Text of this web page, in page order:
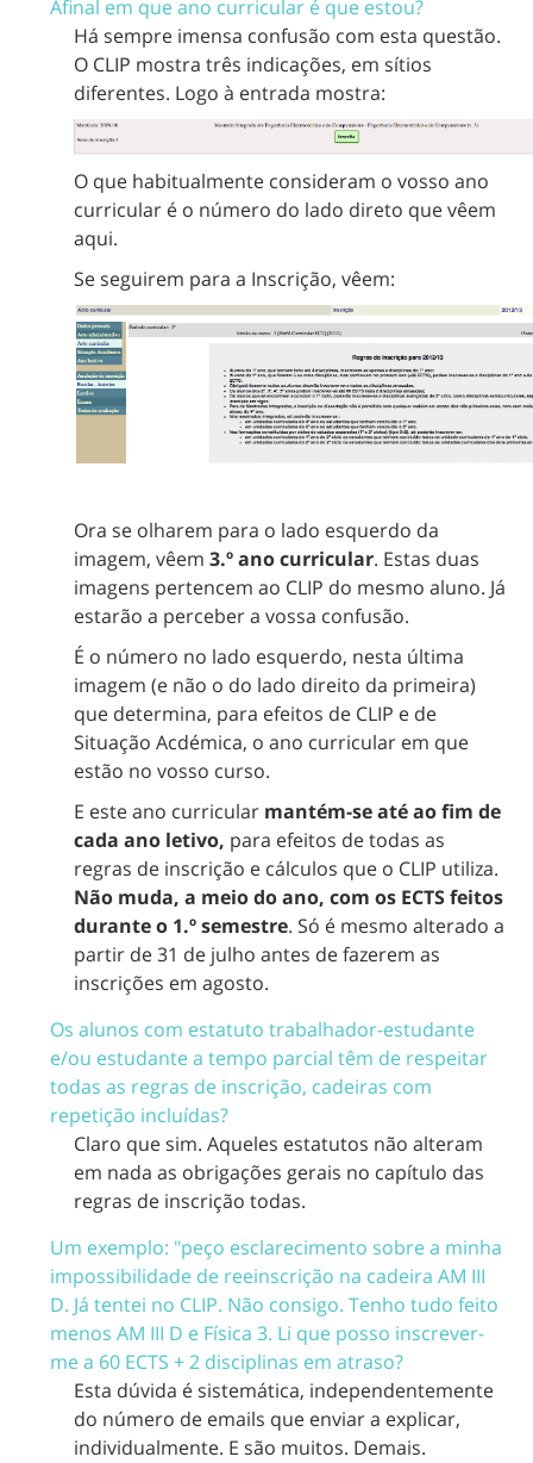
Afinal em que ano curricular é que estou?
Há sempre imensa confusão com esta questão.
O CLIP mostra três indicações, em sítios
diferentes. Logo à entrada mostra:
O que habitualmente consideram o vosso ano
curricular é o número do lado direto que vêem
aqui.
Se seguirem para a Inscrição, vêem:
Ora se olharem para o lado esquerdo da
imagem, vêem 3.º ano curricular. Estas duas
imagens pertencem ao CLIP do mesmo aluno. Já
estarão a perceber a vossa confusão.
É o número no lado esquerdo, nesta última
imagem (e não o do lado direito da primeira)
que determina, para efeitos de CLIP e de
Situação Acdémica, o ano curricular em que
estão no vosso curso.
E este ano curricular mantém-se até ao fim de
cada ano letivo, para efeitos de todas as
regras de inscrição e cálculos que o CLIP utiliza.
Não muda, a meio do ano, com os ECTS feitos
durante o 1.º semestre. Só é mesmo alterado a
partir de 31 de julho antes de fazerem as
inscrições em agosto.
Os alunos com estatuto trabalhador-estudante
e/ou estudante a tempo parcial têm de respeitar
todas as regras de inscrição, cadeiras com
repetição incluídas?
Claro que sim. Aqueles estatutos não alteram
em nada as obrigações gerais no capítulo das
regras de inscrição todas.
Um exemplo: "peço esclarecimento sobre a minha
impossibilidade de reeinscrição na cadeira AM III
D. Já tentei no CLIP. Não consigo. Tenho tudo feito
menos AM III D e Física 3. Li que posso inscrever-
me a 60 ECTS + 2 disciplinas em atraso?
Esta dúvida é sistemática, independentemente
do número de emails que enviar a explicar,
individualmente. E são muitos. Demais.